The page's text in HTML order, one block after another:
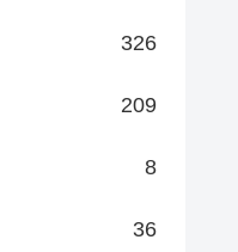
326
209
8
36